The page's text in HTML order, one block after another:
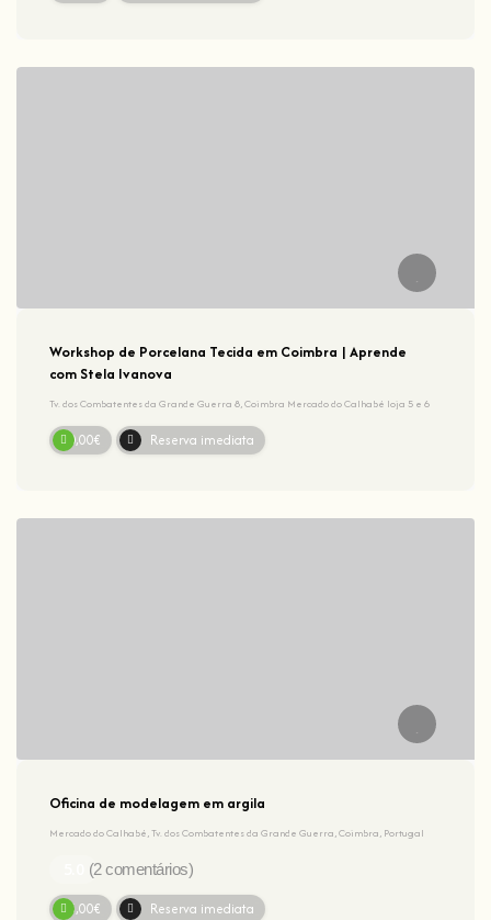
Workshop de Porcelana Tecida em Coimbra | Aprende
com Stela Ivanova
Tv. dos Combatentes da Grande Guerra 8, Coimbra Mercado do Calhabé loja 5 e 6
50,00€ Reserva imediata
Oficina de modelagem em argila
Mercado do Calhabé, Tv. dos Combatentes da Grande Guerra, Coimbra, Portugal
(2 comentários)
75,00€ Reserva imediata